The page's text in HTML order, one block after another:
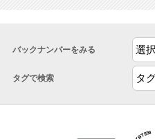
バックナンバーをみる
タグで検索